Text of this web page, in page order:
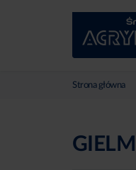
Strona główna